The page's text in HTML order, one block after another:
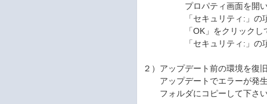
プロパティ画面を開い
「セキュリティ:」の項目が
「OK」をクリックして
「セキュリティ:」の項目
２）アップデート前の環境を復
アップデートでエラーが発生
フォルダにコピーして下さ